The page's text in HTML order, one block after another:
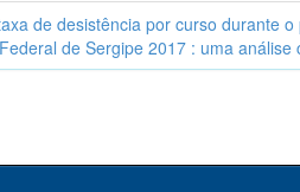
de desistência por curso durante
de Sergipe 2017 : uma